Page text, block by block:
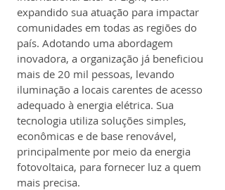
expandido sua atuação para impactar
comunidades em todas as regiões do
país. Adotando uma abordagem
inovadora, a organização já beneficiou
mais de 20 mil pessoas, levando
iluminação a locais carentes de acesso
adequado à energia elétrica. Sua
tecnologia utiliza soluções simples,
econômicas e de base renovável,
principalmente por meio da energia
fotovoltaica, para fornecer luz a quem
mais precisa.